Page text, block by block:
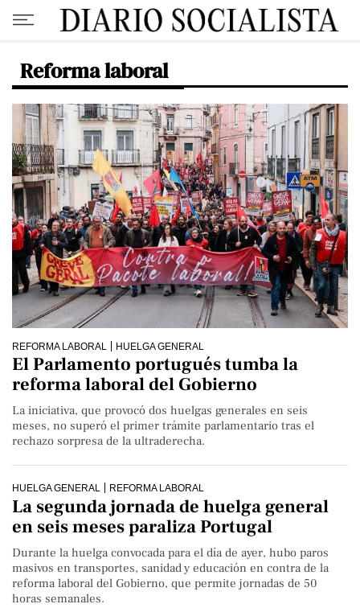
Reforma laboral
REFORMA LABORAL HUELGA GENERAL
El Parlamento portugués tumba la
reforma laboral del Gobierno
La iniciativa, que provocó dos huelgas generales en seis
meses, no superó el primer trámite parlamentario tras el
rechazo sorpresa de la ultraderecha.
HUELGA GENERAL REFORMA LABORAL
La segunda jornada de huelga general
en seis meses paraliza Portugal
Durante la huelga convocada para el día de ayer, hubo paros
masivos en transportes, sanidad y educación en contra de la
reforma laboral del Gobierno, que permite jornadas de 50
horas semanales.